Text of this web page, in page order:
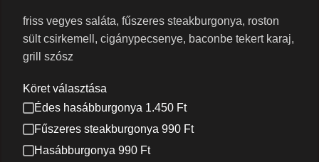
friss vegyes saláta, fűszeres steakburgonya, roston
sült csirkemell, cigánypecsenye, baconbe tekert karaj,
grill szósz
Köret választása
Édes hasábburgonya 1.450 Ft
Fűszeres steakburgonya 990 Ft
Hasábburgonya 990 Ft